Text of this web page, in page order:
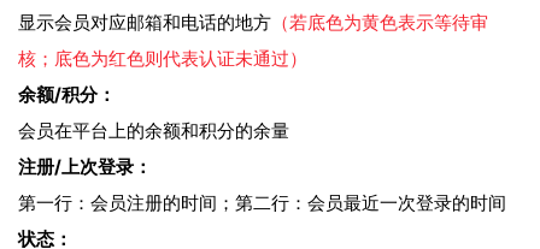
显示会员对应邮箱和电话的地方（若底色为黄色表示等待审
核；底色为红色则代表认证未通过）
余额/积分：
会员在平台上的余额和积分的余量
注册/上次登录：
第一行：会员注册的时间；第二行：会员最近一次登录的时间
状态：